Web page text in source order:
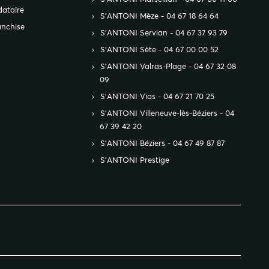
S’ANTONI Mèze - 04 67 18 64 64
S’ANTONI Servian - 04 67 37 93 79
S’ANTONI Sète - 04 67 00 00 52
S’ANTONI Valras-Plage - 04 67 32 08
09
S’ANTONI Vias - 04 67 21 70 25
S’ANTONI Villeneuve-lès-Béziers - 04
67 39 42 20
S’ANTONI Béziers - 04 67 49 87 87
S’ANTONI Prestige